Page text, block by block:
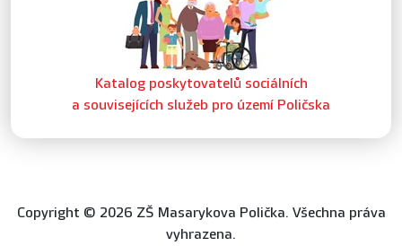
Katalog poskytovatelů sociálních
a souvisejících služeb pro území Poličska
Copyright © 2026 ZŠ Masarykova Polička. Všechna práva
vyhrazena.